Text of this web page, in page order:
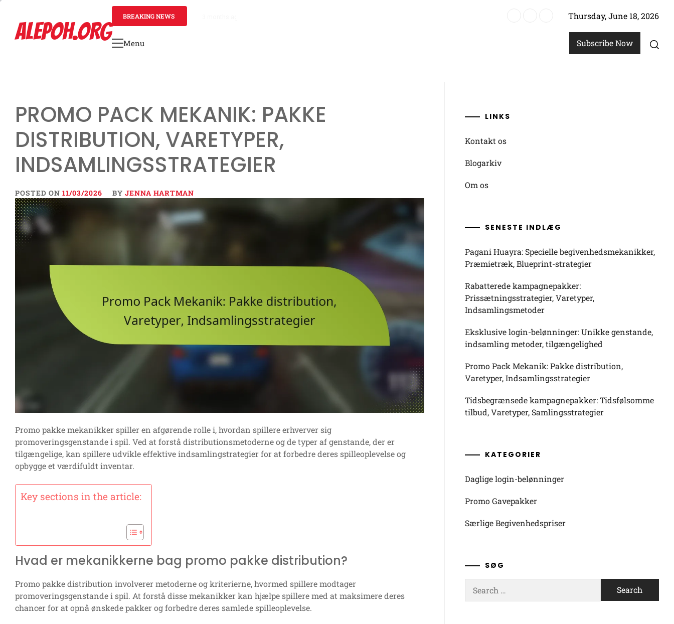
contentALEPOH.ORG
BREAKING NEWS Thursday, June 18, 2026
Primary
Menu Subscribe Now
PROMO PACK MEKANIK: PAKKE
DISTRIBUTION, VARETYPER,
INDSAMLINGSSTRATEGIER
POSTED ON 11/03/2026 BY JENNA HARTMAN
Promo pakke mekanikker spiller en afgørende rolle i, hvordan spillere erhverver sig
promoveringsgenstande i spil. Ved at forstå distributionsmetoderne og de typer af genstande, der er
tilgængelige, kan spillere udvikle effektive indsamlingstrategier for at forbedre deres spilleoplevelse og
opbygge et værdifuldt inventar.
Key sections in the article:
Hvad er mekanikkerne bag promo pakke distribution?
Promo pakke distribution involverer metoderne og kriterierne, hvormed spillere modtager
promoveringsgenstande i spil. At forstå disse mekanikker kan hjælpe spillere med at maksimere deres
chancer for at opnå ønskede pakker og forbedre deres samlede spilleoplevelse.
LINKS
Kontakt os
Blogarkiv
Om os
SENESTE INDLÆG
Pagani Huayra: Specielle begivenhedsmekanikker,
Præmietræk, Blueprint-strategier
Rabatterede kampagnepakker:
Prissætningsstrategier, Varetyper,
Indsamlingsmetoder
Eksklusive login-belønninger: Unikke genstande,
indsamling metoder, tilgængelighed
Promo Pack Mekanik: Pakke distribution,
Varetyper, Indsamlingsstrategier
Tidsbegrænsede kampagnepakker: Tidsfølsomme
tilbud, Varetyper, Samlingsstrategier
KATEGORIER
Daglige login-belønninger
Promo Gavepakker
Særlige Begivenhedspriser
SØG
for: